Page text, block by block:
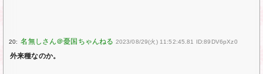
20: 2023/08/29(火) 11:52:45.81 ID:89DV6pXz0
外来種なのか。